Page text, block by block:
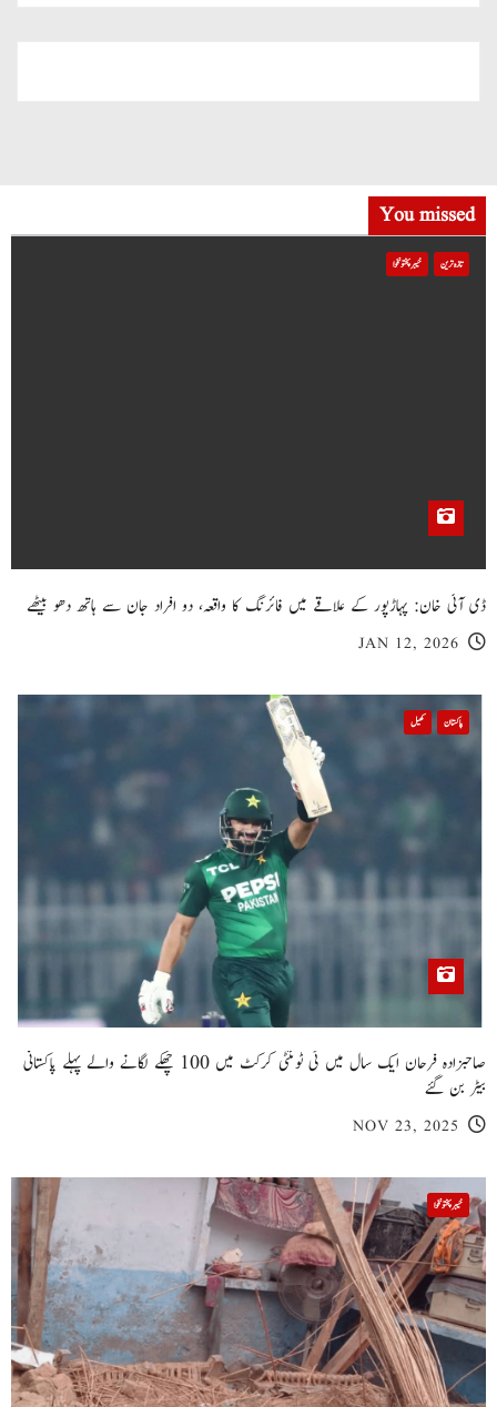
You missed
تازہ ترین خیبر پختونخوا
ڈی آئی خان: پہاڑپور کے علاقے میں فائرنگ کا واقعہ، دو افراد جان سے ہاتھ دھو بیٹھے
JAN 12, 2026
پاکستان کھیل
صاحبزادہ فرحان ایک سال میں ٹی ٹوئنٹی کرکٹ میں 100 چھکے لگانے والے پہلے پاکستانی
بیٹر بن گئے
NOV 23, 2025
خیبر پختونخوا